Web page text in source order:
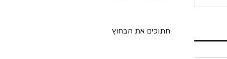
חתוכים את הבחוץ